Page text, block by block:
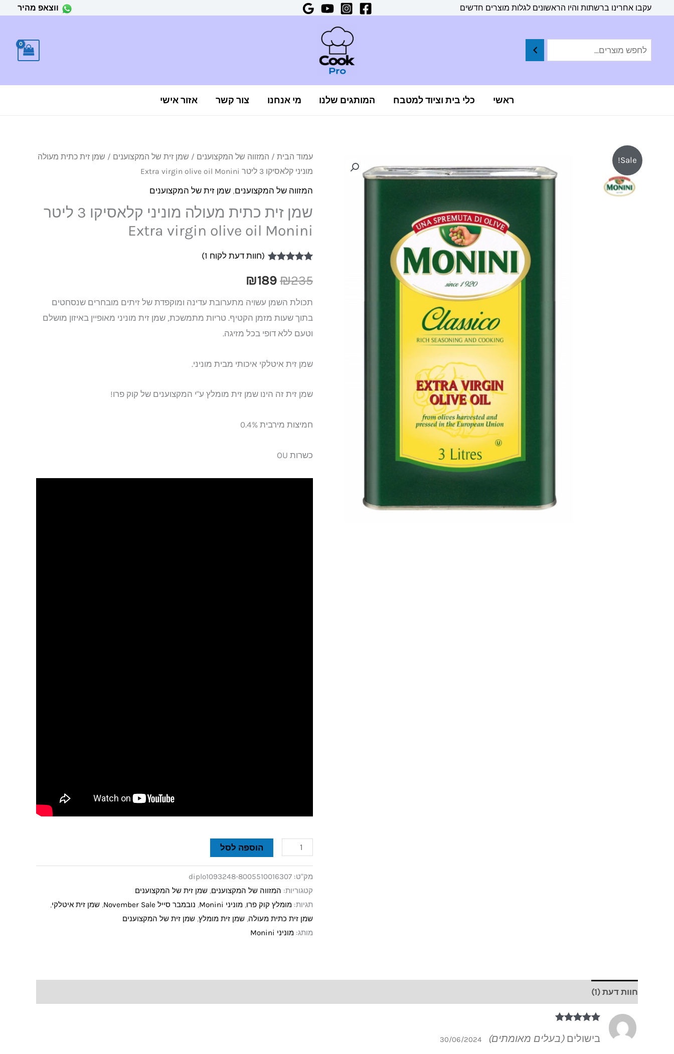
עקבו אחרינו ברשתות והיו הראשונים לגלות מוצרים חדשים ווצאפ מהיר
ראשי כלי בית וציוד למטבח המותגים שלנו מי אנחנו צור קשר אזור אישי
Sale! עמוד הבית / המזווה של המקצוענים / שמן זית של המקצוענים / שמן זית כתית מעולה
מוניני קלאסיקו 3 ליטר Extra virgin olive oil Monini
המזווה של המקצוענים, שמן זית של המקצוענים
שמן זית כתית מעולה מוניני קלאסיקו 3 ליטר
Extra virgin olive oil Monini
מתוך 5 מבוסס
עלדירוגים של
(חוות דעת לקוח 1
)
₪235
המחיר
המקורי
היה:
₪235.
₪189
המחיר
הוא:
₪189.
תכולת השמן עשויה מתערובת עדינה ומוקפדת של זיתים מובחרים שנסחטים
בתוך שעות מזמן הקטיף. טריות מתמשכת, שמן זית מוניני מאופיין באיזון מושלם
וטעם ללא דופי בכל מזיגה.
שמן זית איטלקי איכותי מבית מוניני.
שמן זית זה הינו שמן זית מומלץ ע"י המקצוענים של קוק פרו!
חמיצות מירבית 0.4%
כשרות OU
כמות
של
שמן
כתית
מעולה
מוניני
3
הוספה לסל
מק"ט: diplo1093248-8005510016307
קטגוריות: המזווה של המקצוענים, שמן זית של המקצוענים
תגיות: מומלץ קוק פרו, מוניני Monini , נובמבר סייל November Sale , שמן זית איטלקי,
שמן זית כתית מעולה, שמן זית מומלץ, שמן זית של המקצוענים
מותג: מוניני Monini
חוות דעת (1)
בישולים(בעלים מאומתים) 30/06/2024